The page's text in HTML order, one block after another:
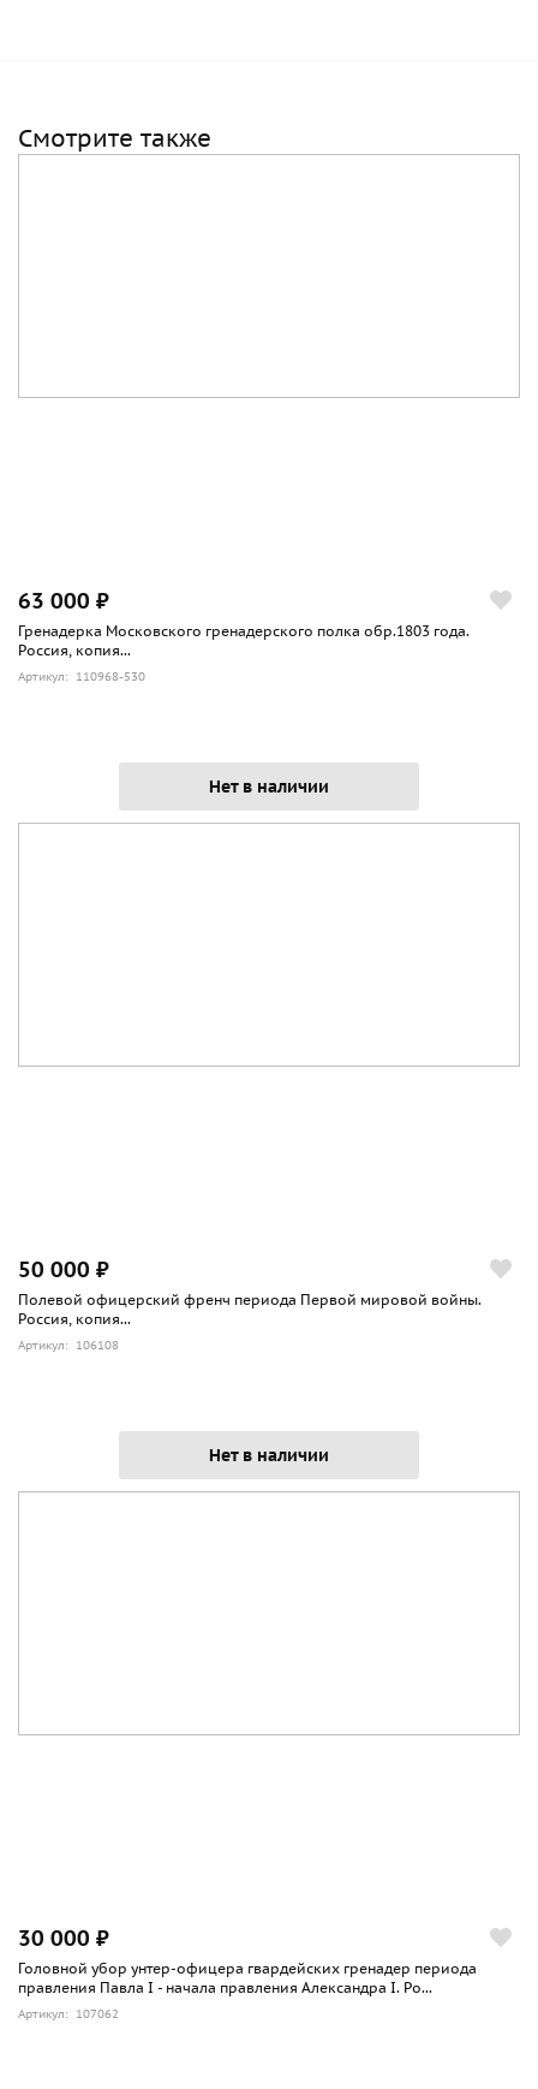
Смотрите также
63 000 ₽
Гренадерка Московского гренадерского полка обр.1803 года.
Россия, копия...
Артикул: 110968-530
Нет в наличии
50 000 ₽
Полевой офицерский френч периода Первой мировой войны.
Россия, копия...
Артикул: 106108
Нет в наличии
30 000 ₽
Головной убор унтер-офицера гвардейских гренадер периода
правления Павла I - начала правления Александра I. Ро...
Артикул: 107062